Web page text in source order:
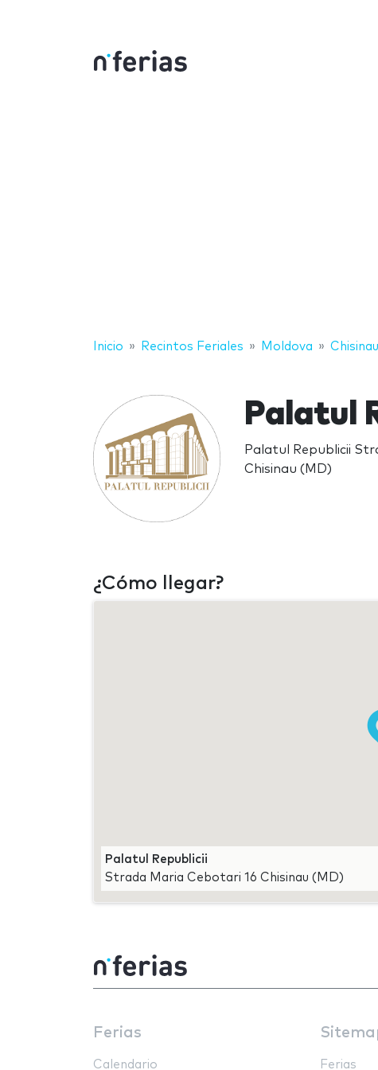
Inicio Recintos Feriales Moldova Chisinau
Palatul
Palatul Republicii
Chisinau (MD)
¿Cómo llegar?
Palatul Republicii
Strada Maria Cebotari 16 Chisinau (MD)
Ferias
Calendario Ferias